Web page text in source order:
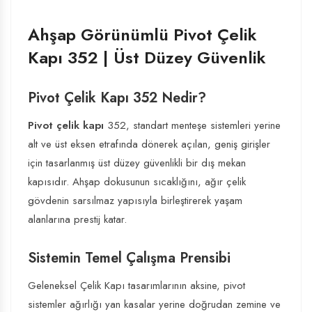
Ahşap Görünümlü Pivot Çelik
Kapı 352 | Üst Düzey Güvenlik
Pivot Çelik Kapı 352 Nedir?
Pivot çelik kapı 352, standart menteşe sistemleri yerine
alt ve üst eksen etrafında dönerek açılan, geniş girişler
için tasarlanmış üst düzey güvenlikli bir dış mekan
kapısıdır. Ahşap dokusunun sıcaklığını, ağır çelik
gövdenin sarsılmaz yapısıyla birleştirerek yaşam
alanlarına prestij katar.
Sistemin Temel Çalışma Prensibi
Geleneksel Çelik Kapı tasarımlarının aksine, pivot
sistemler ağırlığı yan kasalar yerine doğrudan zemine ve